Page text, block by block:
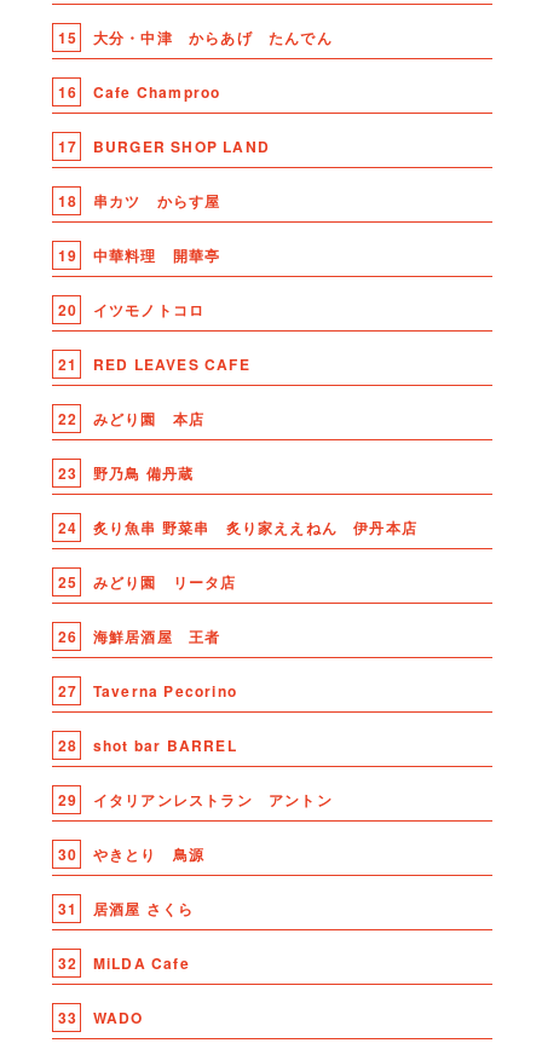
15 大分・中津 からあげ たんでん
16 Cafe Champroo
17 BURGER SHOP LAND
18 串カツ からす屋
19 中華料理 開華亭
20 イツモノトコロ
21 RED LEAVES CAFE
22 みどり園 本店
23 野乃鳥 備丹蔵
24 炙り魚串 野菜串 炙り家ええねん 伊丹本店
25 みどり園 リータ店
26 海鮮居酒屋 王者
27 Taverna Pecorino
28 shot bar BARREL
29 イタリアンレストラン アントン
30 やきとり 鳥源
31 居酒屋 さくら
32 MiLDA Cafe
33 WADO